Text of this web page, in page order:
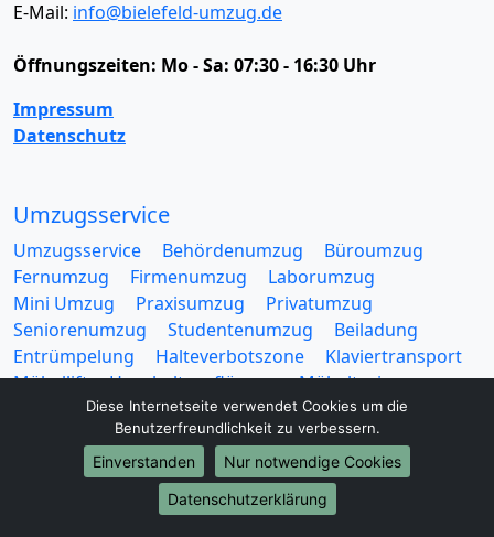
E-Mail: info@bielefeld-umzug.de
Öffnungszeiten: Mo - Sa: 07:30 - 16:30 Uhr
Impressum
Datenschutz
Umzugsservice
Umzugsservice Behördenumzug
Büroumzug
Fernumzug
Firmenumzug
Laborumzug
Mini Umzug
Praxisumzug
Privatumzug
Seniorenumzug
Studentenumzug
Beiladung
Entrümpelung
Halteverbotszone
Klaviertransport
Möbellift
Haushaltsauflösung
Möbeltaxi
Möbelmitfahrzentrale
Umzugskartons
Diese Internetseite verwendet Cookies um die
Benutzerfreundlichkeit zu verbessern.
Einverstanden
Nur notwendige Cookies
Datenschutzerklärung